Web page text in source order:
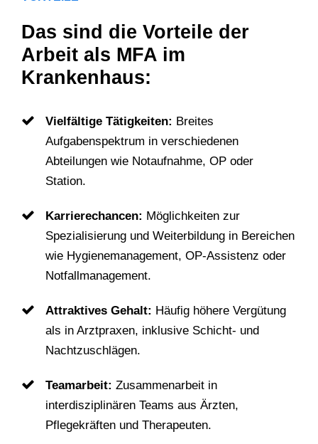
Das sind die Vorteile der
Arbeit als MFA im
Krankenhaus:
Vielfältige Tätigkeiten: Breites
Aufgabenspektrum in verschiedenen
Abteilungen wie Notaufnahme, OP oder
Station.
Karrierechancen: Möglichkeiten zur
Spezialisierung und Weiterbildung in Bereichen
wie Hygienemanagement, OP-Assistenz oder
Notfallmanagement.
Attraktives Gehalt: Häufig höhere Vergütung
als in Arztpraxen, inklusive Schicht- und
Nachtzuschlägen.
Teamarbeit: Zusammenarbeit in
interdisziplinären Teams aus Ärzten,
Pflegekräften und Therapeuten.